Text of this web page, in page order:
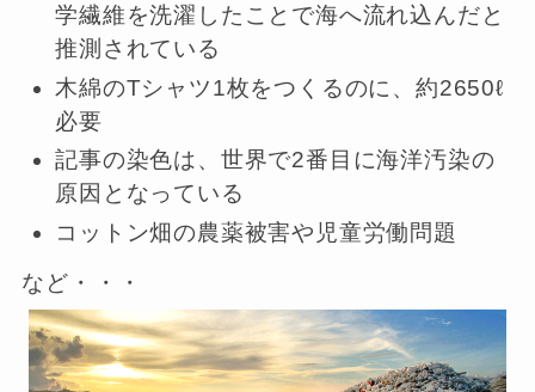
学繊維を洗濯したことで海へ流れ込んだと
推測されている
木綿のTシャツ1枚をつくるのに、約2650ℓ
必要
記事の染色は、世界で2番目に海洋汚染の
原因となっている
コットン畑の農薬被害や児童労働問題
など・・・